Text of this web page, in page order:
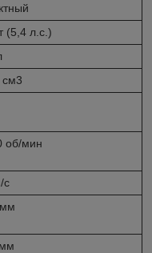
(5,4 л.с.)
см3
об/мин
с